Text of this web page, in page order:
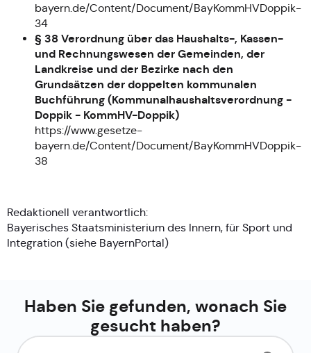
bayern.de/Content/Document/BayKommHVDoppik-
34
§ 38 Verordnung über das Haushalts-, Kassen-
und Rechnungswesen der Gemeinden, der
Landkreise und der Bezirke nach den
Grundsätzen der doppelten kommunalen
Buchführung (Kommunalhaushaltsverordnung -
Doppik - KommHV-Doppik)
https://www.gesetze-
bayern.de/Content/Document/BayKommHVDoppik-
38
Redaktionell verantwortlich:
Bayerisches Staatsministerium des Innern, für Sport und
Integration (siehe BayernPortal)
Haben Sie gefunden, wonach Sie
gesucht haben?